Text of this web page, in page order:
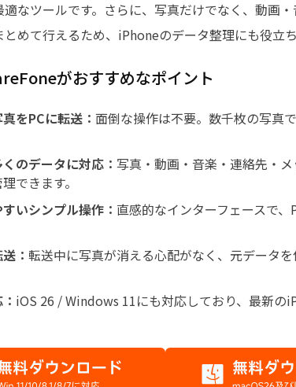
なツールです。さらに、写真だけでなく、動画
めて行えるため、iPhoneのデータ整理にも役立ち
がおすすめなポイント
をPCに転送： 面倒な操作は不要。数千枚の写真
のデータに対応： 写真・動画・音楽・連絡先・
できます。
いシンプル操作： 直感的なインターフェースで
： 転送中に写真が消える心配がなく、元データ
iOS 26 / Windows 11にも対応しており、最新の